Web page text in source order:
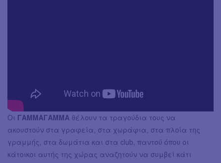
Οι ΓΑΜΜΑΓΑΜΜΑ θέλουν τα τραγούδια τους να
ακουστούν στα γραφεία, στα χωράφια, στα πλοία της
γραμμής, στα δωμάτια και στα club, παντού όπου οι
κάτοικοι αυτής της χώρας αναζητούν να συμβεί κάτι